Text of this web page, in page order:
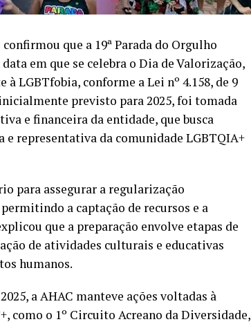
que a 19ª Parada do Orgulho
em que se celebra o Dia de Valorização,
LGBTfobia, conforme a Lei nº 4.158, de 9
previsto para 2025, foi tomada
e financeira da entidade, que busca
representativa da comunidade LGBTQIA+
para assegurar a regularização
a captação de recursos e a
que a preparação envolve etapas de
de atividades culturais e educativas
humanos.
a AHAC manteve ações voltadas à
como o 1º Circuito Acreano da Diversidade,